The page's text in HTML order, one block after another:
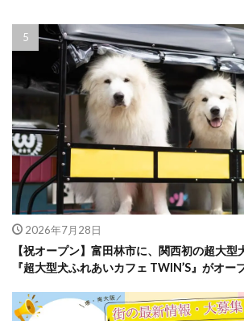
2026年7月28日
【祝オープン】富田林市に、関西初の超大型
『超大型犬ふれあいカフェ TWIN’S』がオー